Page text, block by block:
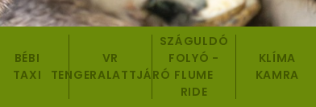
BÉBI
TAXI
VR
TENGERALATTJÁRÓ
SZÁGULDÓ
FOLYÓ -
FLUME
RIDE
KLÍMA
KAMRA